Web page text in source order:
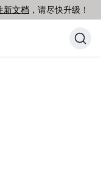
新文档 ，请尽快升级！